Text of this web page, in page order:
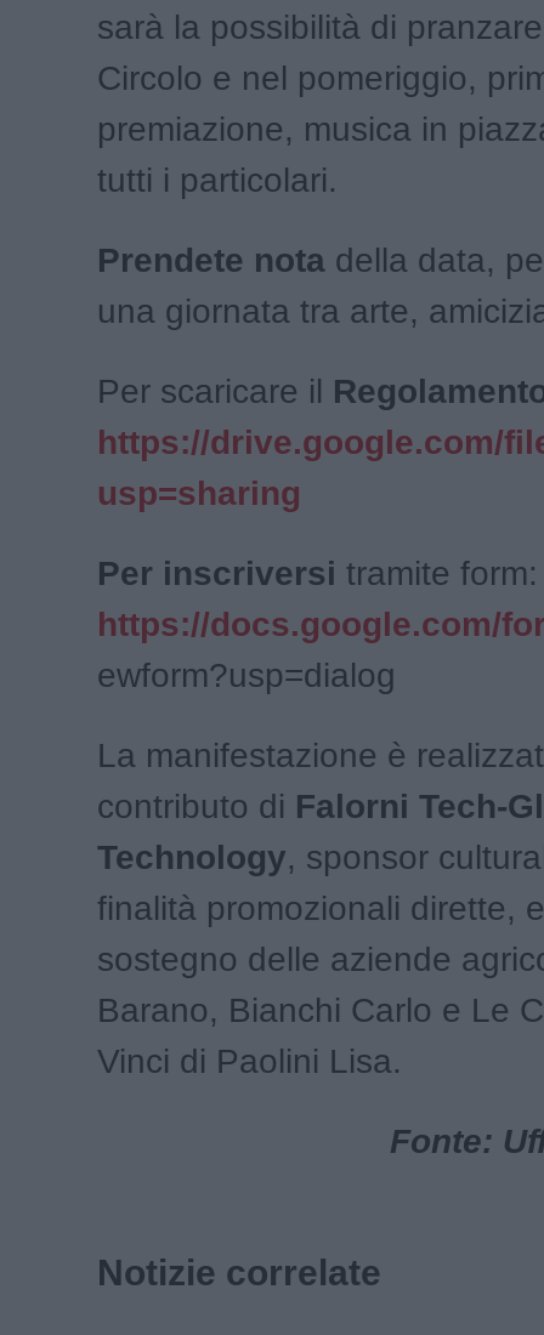
sarà la possibilità di
Circolo e nel pomeriggio,
premiazione, musica in
tutti i particolari.
Prendete nota della data,
una giornata tra arte,
Per scaricare il
https://drive.google.com/
usp=sharing
Per inscriversi tramite form:
https://docs.google.com/
ewform?usp=dialog
La manifestazione è
contributo di Falorni Tech-
Technology, sponsor
finalità promozionali dirette,
sostegno delle aziende
Barano, Bianchi Carlo e Le
Vinci di Paolini Lisa.
Fonte:
Notizie correlate